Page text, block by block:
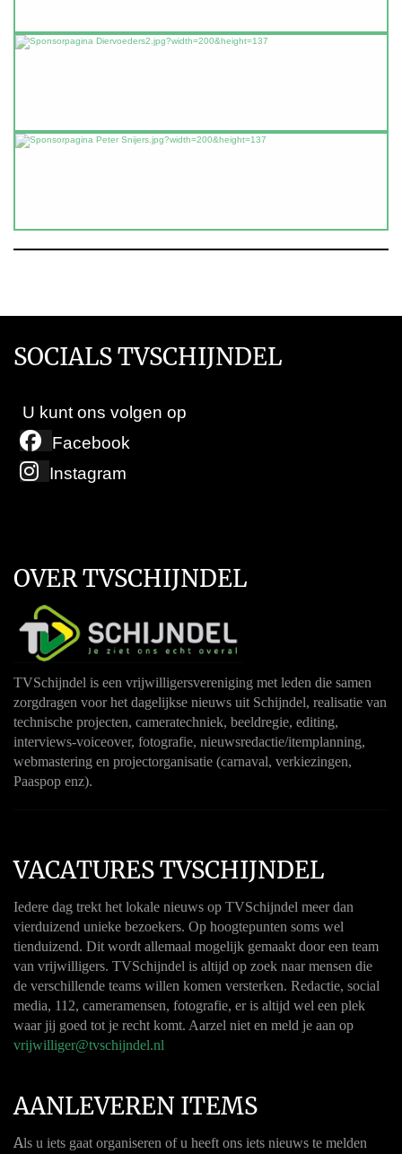
SOCIALS TVSCHIJNDEL
U kunt ons volgen op
Facebook
Instagram
OVER TVSCHIJNDEL
TVSchijndel is een vrijwilligersvereniging met leden die samen
zorgdragen voor het dagelijkse nieuws uit Schijndel, realisatie van
technische projecten, cameratechniek, beeldregie, editing,
interviews-voiceover, fotografie, nieuwsredactie/itemplanning,
webmastering en projectorganisatie (carnaval, verkiezingen,
Paaspop enz).
VACATURES TVSCHIJNDEL
Iedere dag trekt het lokale nieuws op TVSchijndel meer dan
vierduizend unieke bezoekers. Op hoogtepunten soms wel
tienduizend. Dit wordt allemaal mogelijk gemaakt door een team
van vrijwilligers. TVSchijndel is altijd op zoek naar mensen die
de verschillende teams willen komen versterken. Redactie, social
media, 112, cameramensen, fotografie, er is altijd wel een plek
waar jij goed tot je recht komt. Aarzel niet en meld je aan op
vrijwilliger@tvschijndel.nl
AANLEVEREN ITEMS
Als u iets gaat organiseren of u heeft ons iets nieuws te melden